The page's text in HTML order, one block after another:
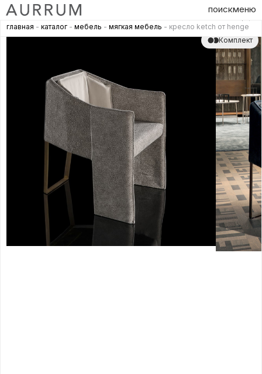
поискменю
главная - каталог - мебель - мягкая мебель - кресло ketch от henge
Комплект